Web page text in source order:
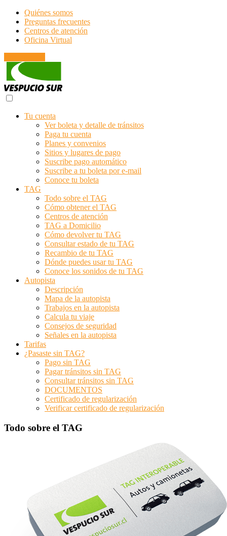
Quiénes somos
Preguntas frecuentes
Centros de atención
Oficina Virtual
Tu cuenta
Ver boleta y detalle de tránsitos
Paga tu cuenta
Planes y convenios
Sitios y lugares de pago
Suscribe pago automático
Suscribe a tu boleta por e-mail
Conoce tu boleta
TAG
Todo sobre el TAG
Cómo obtener el TAG
Centros de atención
TAG a Domicilio
Cómo devolver tu TAG
Consultar estado de tu TAG
Recambio de tu TAG
Dónde puedes usar tu TAG
Conoce los sonidos de tu TAG
Autopista
Descripción
Mapa de la autopista
Trabajos en la autopista
Calcula tu viaje
Consejos de seguridad
Señales en la autopista
Tarifas
¿Pasaste sin TAG?
Pago sin TAG
Pagar tránsitos sin TAG
Consultar tránsitos sin TAG
DOCUMENTOS
Certificado de regularización
Verificar certificado de regularización
Todo sobre el TAG